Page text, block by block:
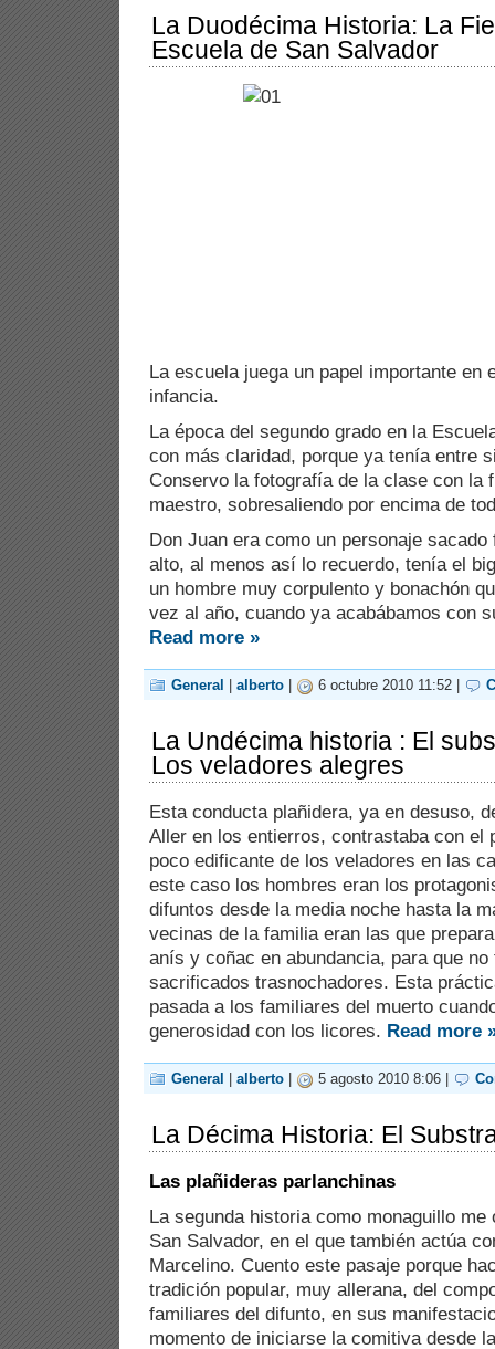
La Duodécima Historia: La
Escuela de San Salvador
La escuela juega un papel importante en
infancia.
La época del segundo grado en la
con más claridad, porque ya tenía entre
Conservo la fotografía de la clase con la
maestro, sobresaliendo por encima de
Don Juan era como un personaje
alto, al menos así lo recuerdo, tenía el
un hombre muy corpulento y bonachón
vez al año, cuando ya acabábamos con
Read more »
General alberto 6 octubre 2010 11:52 |
La Undécima historia : El
Los veladores alegres
Esta conducta plañidera, ya en desuso,
Aller en los entierros, contrastaba con el
poco edificante de los veladores en las
este caso los hombres eran los
difuntos desde la media noche hasta la
vecinas de la familia eran las que
anís y coñac en abundancia, para que
sacrificados trasnochadores. Esta
pasada a los familiares del muerto
generosidad con los licores. Read more
General alberto 5 agosto 2010 8:06 |
La Décima Historia: El
Las plañideras parlanchinas
La segunda historia como monaguillo
San Salvador, en el que también actúa
Marcelino. Cuento este pasaje porque
tradición popular, muy allerana, del
familiares del difunto, en sus
momento de iniciarse la comitiva desde